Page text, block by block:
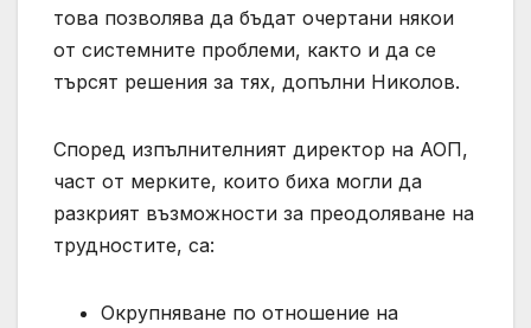
това позволява да бъдат очертани някои
от системните проблеми, както и да се
търсят решения за тях, допълни Николов.
Според изпълнителният директор на АОП,
част от мерките, които биха могли да
разкрият възможности за преодоляване на
трудностите, са:
Окрупняване по отношение на